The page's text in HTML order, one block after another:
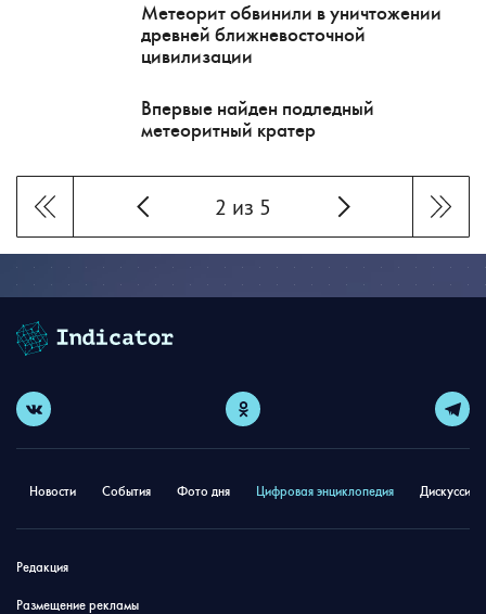
Метеорит обвинили в уничтожении
древней ближневосточной
цивилизации
Впервые найден подледный
метеоритный кратер
2 из 5
Новости События Фото дня Цифровая энциклопедия
Редакция
Размещение рекламы